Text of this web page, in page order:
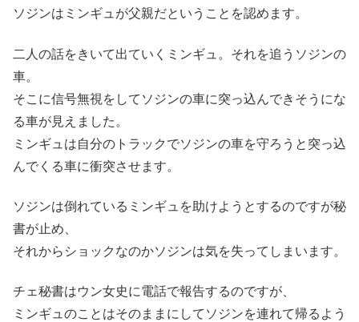
ソジンはミンギュが父親だということを認めます。
二人の話をきいて出ていくミンギュ。それを追うソジンの
車。
そこに信号無視をしてソジンの車に突っ込んできそうにな
る車が見えました。
ミンギュは自分のトラックでソジンの車を守ろうと突っ込
んでくる車に衝突させます。
ソジンは倒れているミンギュを助けようとするのですが秘
書が止め、
それからショックなのかソジンは気を失ってしまいます。
チェ秘書はウン女史に電話で報告するのですが、
ミンギュのことはそのままにしてソジンを連れて帰るよう